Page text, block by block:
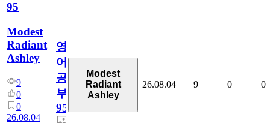
95
Modest
Radiant
Ashley
9
0
0
26.08.04
영
어
공
부
95
Modest
Radiant
Ashley
26.08.04 9 0 0